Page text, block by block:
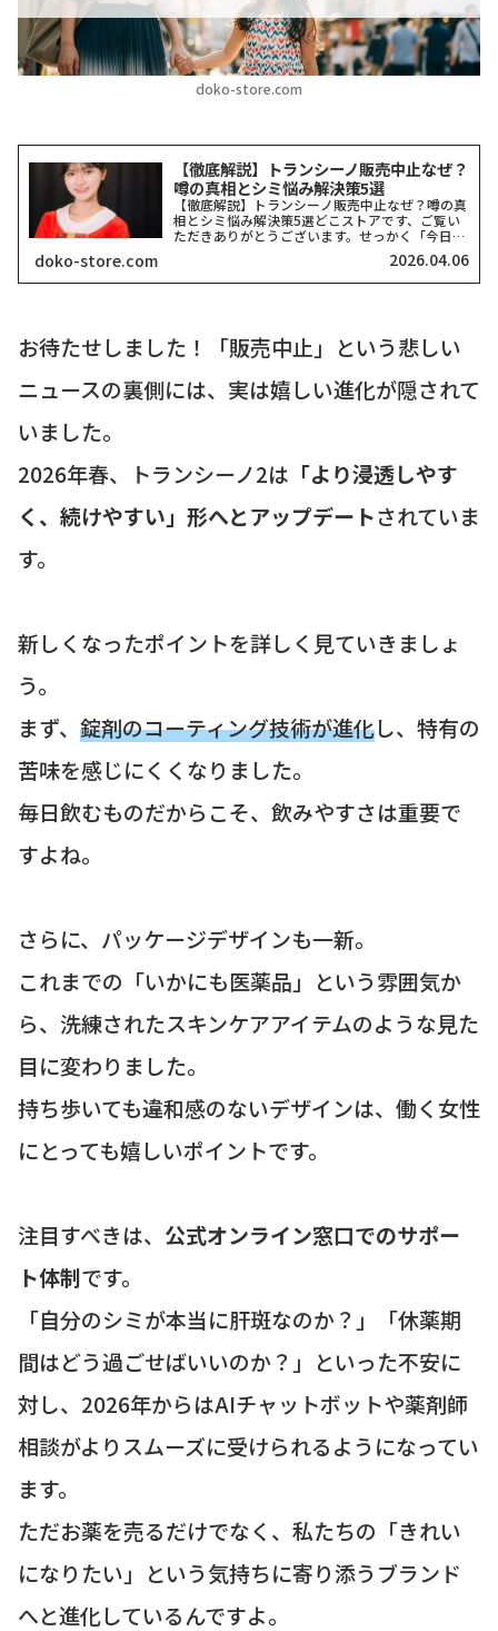
doko-store.com
【徹底解説】トランシーノ販売中止なぜ？
噂の真相とシミ悩み解決策5選
【徹底解説】トランシーノ販売中止なぜ？噂の真
相とシミ悩み解決策5選どこストアです、ご覧い
ただきありがとうございます。せっかく「今日か
らシミ対策を頑張ろう！」と思ってドラッグスト
アへ足を運んだのに、棚が空っぽだったり、お目
当てのシリーズが見当...
doko-store.com 2026.04.06
お待たせしました！「販売中止」という悲しい
ニュースの裏側には、実は嬉しい進化が隠されて
いました。
2026年春、トランシーノ2は 「より浸透しやす
く、続けやすい」形へとアップデートされていま
す。
新しくなったポイントを詳しく見ていきましょ
う。
まず、 錠剤のコーティング技術が進化し、特有の
苦味を感じにくくなりました。
毎日飲むものだからこそ、飲みやすさは重要で
すよね。
さらに、パッケージデザインも一新。
これまでの「いかにも医薬品」という雰囲気か
ら、洗練されたスキンケアアイテムのような見た
目に変わりました。
持ち歩いても違和感のないデザインは、働く女性
にとっても嬉しいポイントです。
注目すべきは、 公式オンライン窓口でのサポー
ト体制です。
「自分のシミが本当に肝斑なのか？」「休薬期
間はどう過ごせばいいのか？」といった不安に
対し、2026年からはAIチャットボットや薬剤師
相談がよりスムーズに受けられるようになってい
ます。
ただお薬を売るだけでなく、私たちの「きれい
になりたい」という気持ちに寄り添うブランド
へと進化しているんですよ。